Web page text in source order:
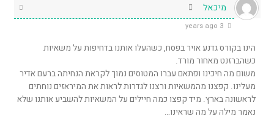
מיכאל
הינו בקורס גדנע אויר בפסח, כשהעלו אותנו בדחיפות על משאיות
כשהברזנט מאחור מורד.
משום מה חיכינו ופתאם עברו המטוסים נמוך לקראת הנחיתה ברעם אדיר
מעלינו. קפצנו מהמשאיות ורצנו לגדרות לראות את המיראזים נוחתים
לראשונה בארץ. מיד קפצו כמה חיילים על המשאיות להשביע אותנו שלא
נאמר מילה על מה שראינו…